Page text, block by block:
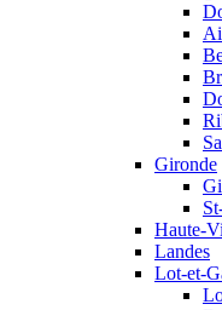
Gironde
Haute-
Landes
Lot-et-